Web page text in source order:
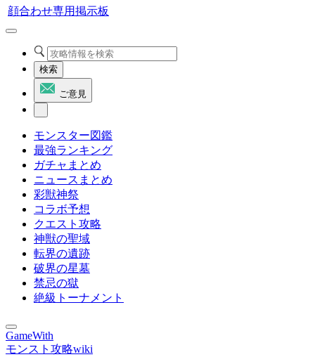
顔合わせ専用掲示板
検索
ご意見
モンスター図鑑
最強ランキング
ガチャまとめ
ニュースまとめ
彩獣神祭
コラボ予想
クエスト攻略
神獣の聖域
転界の遺跡
破界の星墓
禁忌の獄
絶級トーナメント
GameWith
モンスト攻略wiki